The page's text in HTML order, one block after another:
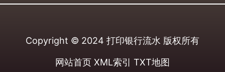
Copyright © 2024 打印银行流水 版权所有
网站首页 XML索引 TXT地图